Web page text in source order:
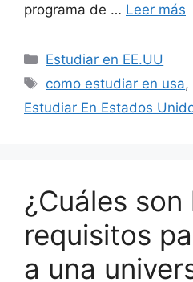
programa de … Leer más
Estudiar en EE.UU
como estudiar en usa,
Estudiar En Estados
¿Cuáles son
requisitos
a una